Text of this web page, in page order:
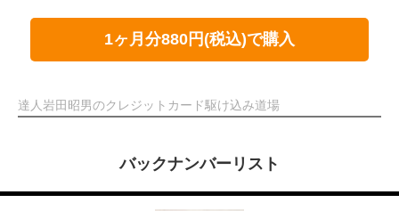
1ヶ月分880円(税込)で購入
達人岩田昭男のクレジットカード駆け込み道場
バックナンバーリスト